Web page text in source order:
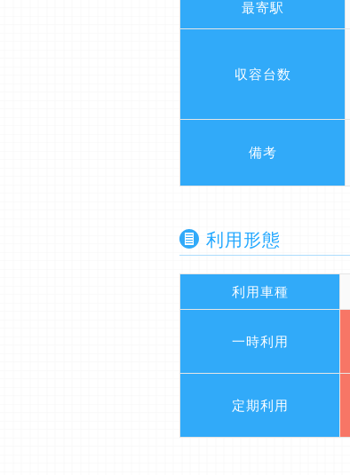
最寄駅
収容台数
備考
利用形態
利用車種
一時利用
定期利用